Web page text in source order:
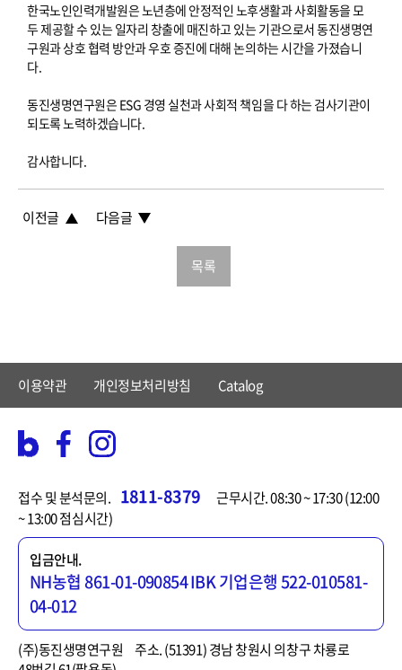
한국노인인력개발원은 노년층에 안정적인 노후생활과 사회활동을 모
두 제공할 수 있는 일자리 창출에 매진하고 있는 기관으로서 동진생명연
구원과 상호 협력 방안과 우호 증진에 대해 논의하는 시간을 가졌습니
다.
동진생명연구원은 ESG 경영 실천과 사회적 책임을 다 하는 검사기관이
되도록 노력하겠습니다.
감사합니다.
이전글 다음글
목록
이용약관 개인정보처리방침 Catalog
접수 및 분석문의. 1811-8379
근무시간. 08:30 ~ 17:30 (12:00
~ 13:00 점심시간)
입금안내.
NH농협 861-01-090854IBK 기업은행 522-010581-
04-012
(주)동진생명연구원
주소. (51391) 경남 창원시 의창구 차룡로